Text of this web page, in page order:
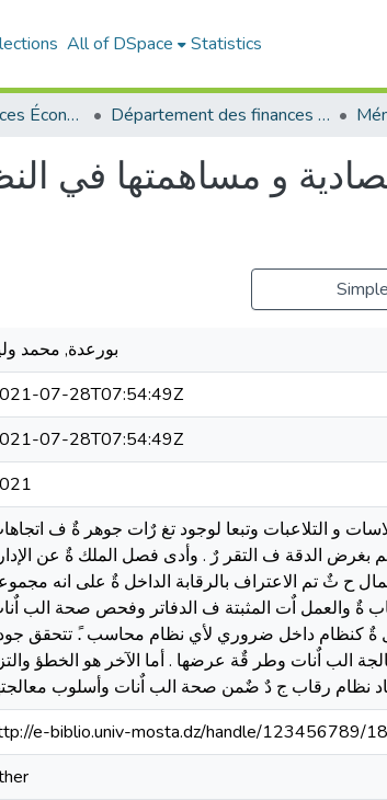
All of DSpace Statistics
Faculté des Sciences Économiques Commerciales et des Sciences de Gestion Département des finances et de comptabilité
و مساهمتها في
بورعدة, محمد
07-28T07:54:49Z
07-28T07:54:49Z
و التلاعبات وتبعا لوجود تغ رٌات جوهر ةٌ ف
بغرض الدقة ف التقر رٌ . وأدى فصل الملك ةٌ عن
ثٌ تم الاعتراف بالرقابة الداخل ةٌ على انه
ةٌ والعمل اٌت المثبتة ف الدفاتر وفحص صحة الب
ةٌ كنظام داخل ضروري لأي نظام محاسب .ً تتحقق
الب اٌنات وطر قٌة عرضها . أما الآخر هو الخطؤ
نظام رقاب ج دٌ ضٌمن صحة الب اٌنات وأسلوب
e-biblio.univ-mosta.dz/handle/123456789/